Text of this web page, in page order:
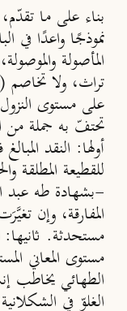
بناء على ما
نموذجًا واعدًا في
المأصولة
تراث، ولا
على مستوى النزول
تحتفّ به جملة من
أولها: النقد
للقطيعة المطلقة
-بشهادة طه عبد
المفارقة، وإن
مستحدثة. ثانيها:
مستوى المعاني
الطهائي يخاطب
الغلوّ في